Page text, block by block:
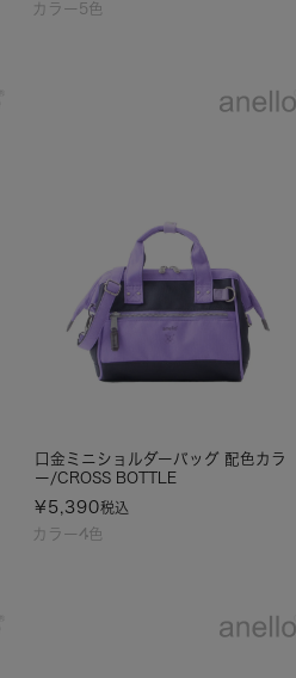
カラー5色
カラー4色
口金ミニショルダーバッグ 配色カラ
ー/CROSS BOTTLE
¥ 5,390税込